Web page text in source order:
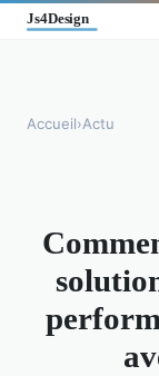
Accueil›Actu